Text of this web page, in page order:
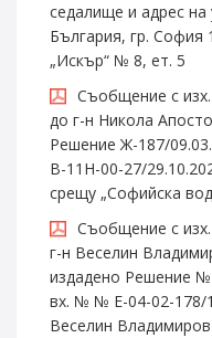
седалище и адрес на
България, гр.
„Искър“ № 8, ет. 5
Съобщение с
до г-н Никола
Решение Ж-187/
В-11Н-00-27/
срещу „Софийска
Съобщение с
г-н Веселин
издадено Решение
вх. № № Е-04-02-178/
Веселин